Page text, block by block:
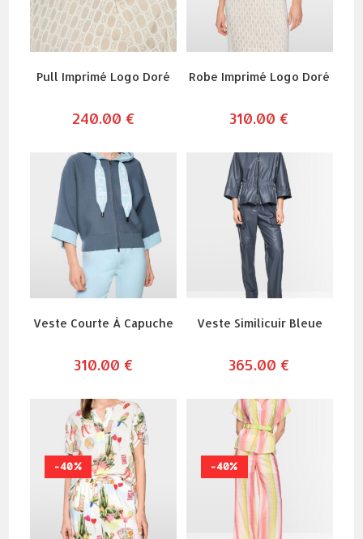
Pull Imprimé Logo Doré
240.00€
Robe Imprimé Logo Doré
310.00€
Veste Courte À Capuche
310.00 €
Veste Similicuir Bleue
365.00€
-40% -40%